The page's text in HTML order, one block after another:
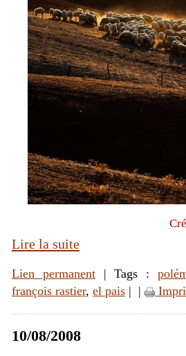
Lire la suite
Lien permanent| Tags :
françois rastier, el pais | |
10/08/2008